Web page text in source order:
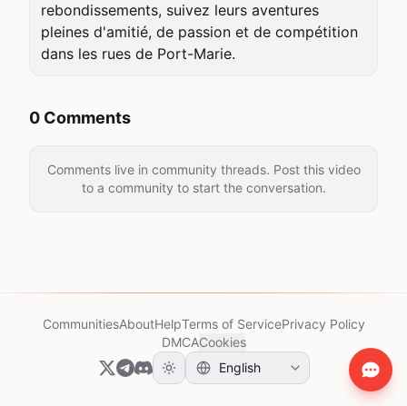
rebondissements, suivez leurs aventures
pleines d'amitié, de passion et de compétition
dans les rues de Port-Marie.
0 Comments
Comments live in community threads. Post this video
to a community to start the conversation.
CommunitiesAboutHelpTerms of ServicePrivacy Policy
DMCACookies